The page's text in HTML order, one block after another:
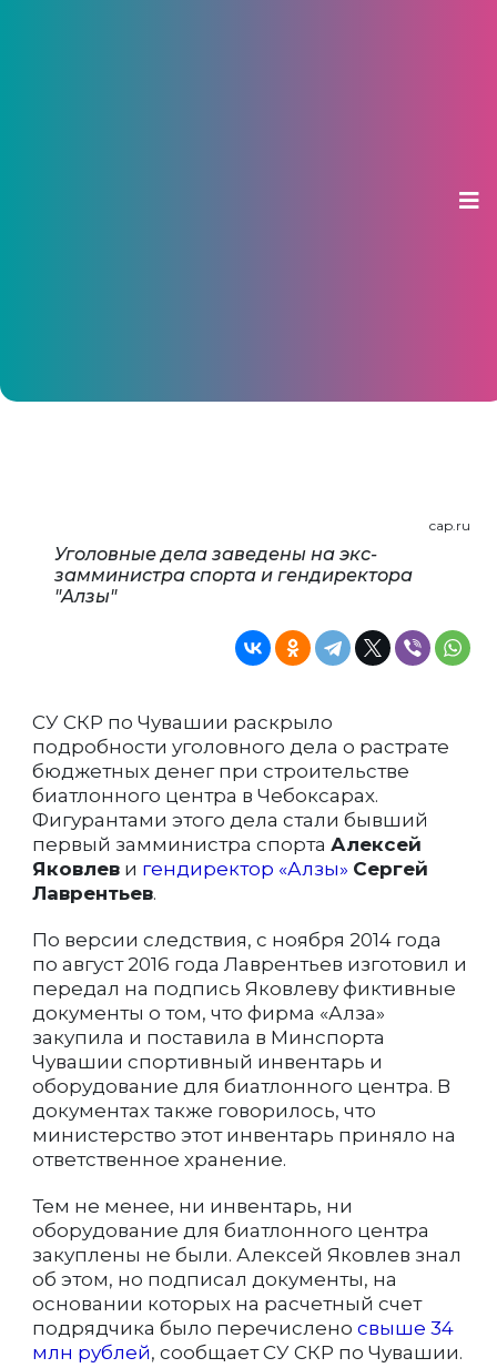
cap.ru
Уголовные дела заведены на экс-
замминистра спорта и гендиректора
"Алзы"
СУ СКР по Чувашии раскрыло
подробности уголовного дела о растрате
бюджетных денег при строительстве
биатлонного центра в Чебоксарах.
Фигурантами этого дела стали бывший
первый замминистра спорта Алексей
Яковлев и гендиректор «Алзы» Сергей
Лаврентьев.
По версии следствия, с ноября 2014 года
по август 2016 года Лаврентьев изготовил и
передал на подпись Яковлеву фиктивные
документы о том, что фирма «Алза»
закупила и поставила в Минспорта
Чувашии спортивный инвентарь и
оборудование для биатлонного центра. В
документах также говорилось, что
министерство этот инвентарь приняло на
ответственное хранение.
Тем не менее, ни инвентарь, ни
оборудование для биатлонного центра
закуплены не были. Алексей Яковлев знал
об этом, но подписал документы, на
основании которых на расчетный счет
подрядчика было перечислено свыше 34
млн рублей, сообщает СУ СКР по Чувашии.